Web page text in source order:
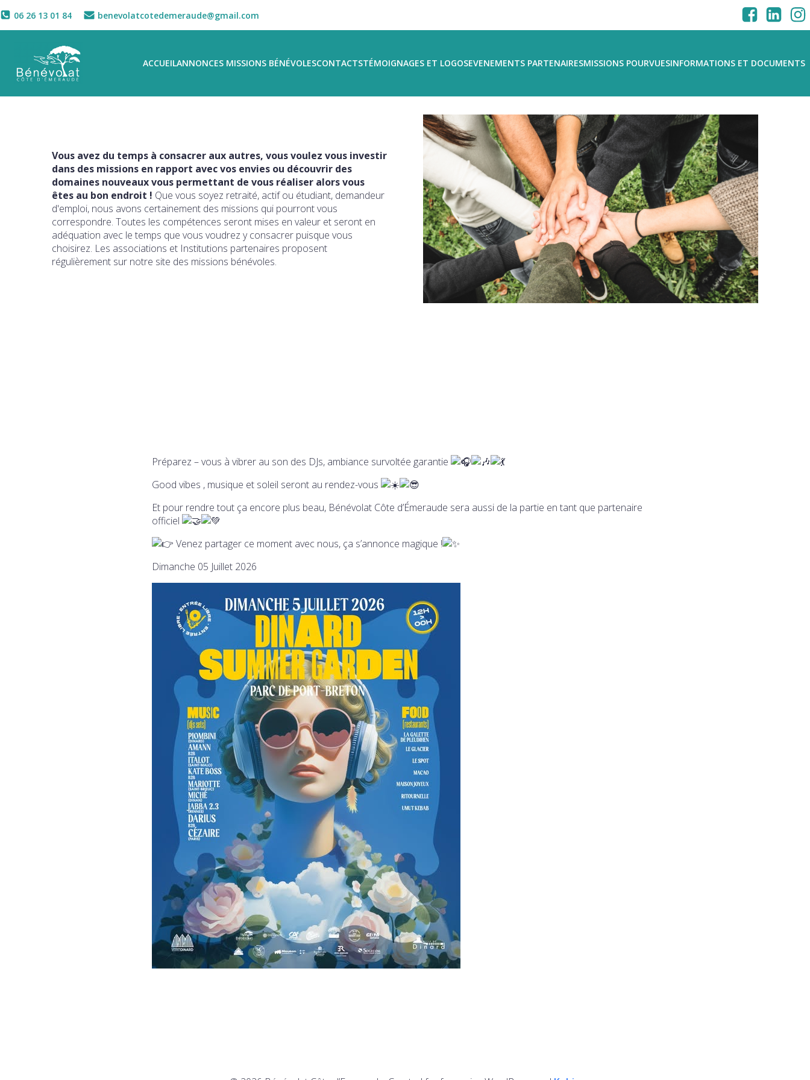
06 26 13 01 84 benevolatcotedemeraude@gmail.com
ACCUEILANNONCES MISSIONS BÉNÉVOLESCONTACTSTÉMOIGNAGES ET LOGOSEVENEMENTS PARTENAIRESMISSIONS POURVUESINFORMATIONS ET DOCUMENTS
Vous avez du temps à consacrer aux autres, vous voulez vous investir
dans des missions en rapport avec vos envies ou découvrir des
domaines nouveaux vous permettant de vous réaliser alors vous
êtes au bon endroit ! Que vous soyez retraité, actif ou étudiant, demandeur
d'emploi, nous avons certainement des missions qui pourront vous
correspondre. Toutes les compétences seront mises en valeur et seront en
adéquation avec le temps que vous voudrez y consacrer puisque vous
choisirez. Les associations et Institutions partenaires proposent
régulièrement sur notre site des missions bénévoles.
Préparez – vous à vibrer au son des DJs, ambiance survoltée garantie
Good vibes , musique et soleil seront au rendez-vous
Et pour rendre tout ça encore plus beau, Bénévolat Côte d’Émeraude sera aussi de la partie en tant que partenaire
officiel
Venez partager ce moment avec nous, ça s’annonce magique !
Dimanche 05 Juillet 2026